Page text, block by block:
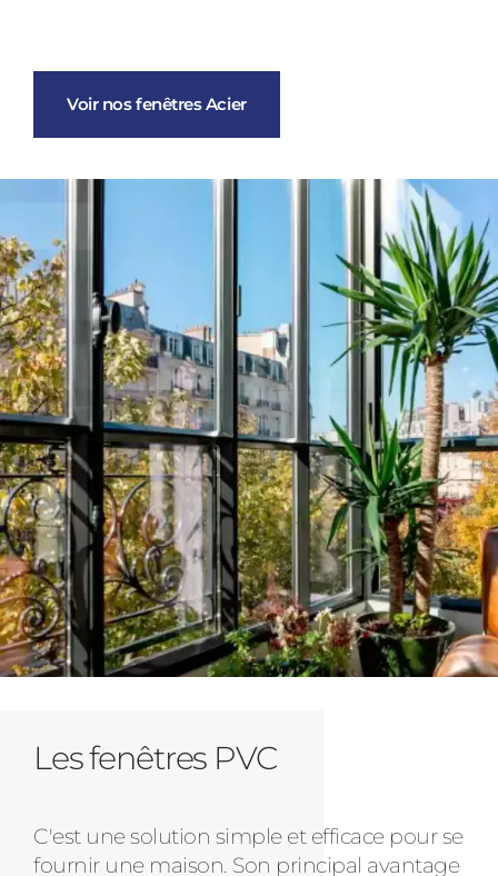
Voir nos fenêtres Acier
Les fenêtres PVC
C'est une solution simple et efficace pour se
fournir une maison. Son principal avantage